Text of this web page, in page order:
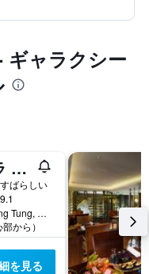
ギャラクシー
アルティラ マカオ
すばらしい
9.1
Avenida de Kwong Tung, マカオ
から）
を見る